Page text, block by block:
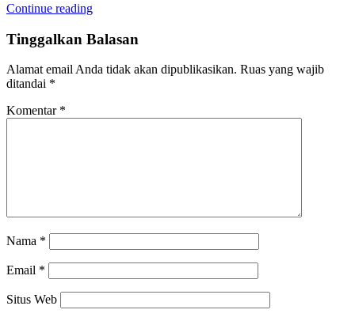
Continue reading
Tinggalkan Balasan
Alamat email Anda tidak akan dipublikasikan. Ruas yang wajib
ditandai *
Komentar *
Nama *
Email *
Situs Web